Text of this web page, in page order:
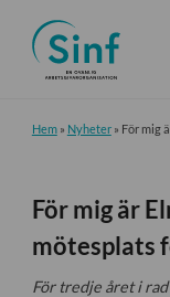
Hem» Nyheter» För mig
För mig är
mötesplats
För tredje året i